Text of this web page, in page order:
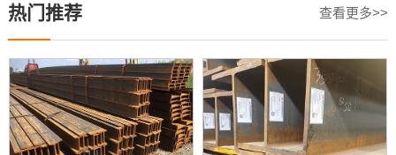
热门推荐 查看更多>>